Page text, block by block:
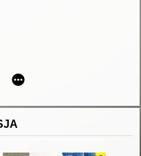
wspomnienie o profesorze